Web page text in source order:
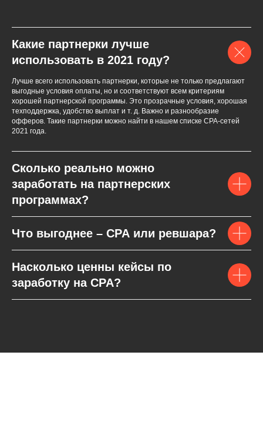
Какие партнерки лучше
использовать в 2021 году?
Лучше всего использовать партнерки, которые не только предлагают
выгодные условия оплаты, но и соответствуют всем критериям
хорошей партнерской программы. Это прозрачные условия, хорошая
техподдержка, удобство выплат и т. д. Важно и разнообразие
офферов. Такие партнерки можно найти в нашем списке СPA-сетей
2021 года.
Сколько реально можно
заработать на партнерских
программах?
Что выгоднее – CPA или ревшара?
Насколько ценны кейсы по
заработку на CPA?